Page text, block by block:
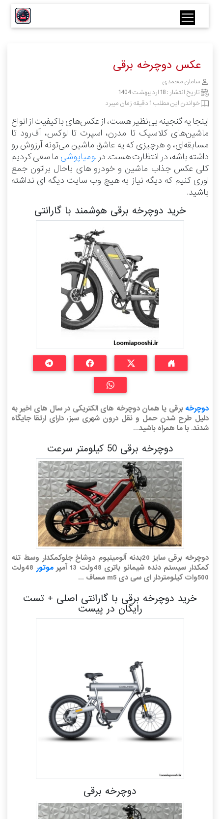
عکس دوچرخه برقی
سامان محمدی
تاریخ انتشار : 18 اردیبهشت 1404
خواندن این مطلب 1 دقیقه زمان میبرد
اینجا یه گنجینه بی‌نظیر هست، از عکس‌های باکیفیت از انواع
ماشین‌های کلاسیک تا مدرن، اسپرت تا لوکس، آف‌رود تا
مسابقه‌ای، و هرچیزی که یه عاشق ماشین می‌تونه آرزوش رو
داشته باشه، در انتظارت هست.در لومیاپوشی ما سعی کردیم
کلی عکس جذاب ماشین و خودرو های باحال براتون جمع
اوری کنیم که دیگه نیاز به هیچ وب سایت دیگه ای نداشته
باشید.
خرید دوچرخه برقی هوشمند با گارانتی
دوچرخه برقی یا همان دوچرخه ‌های الکتریکی در سال‌ های اخیر به
دلیل طرح شدن حمل و نقل درون‌ شهری سبز، دارای ارتقا جایگاه
شدند. با ما همراه باشید...
دوچرخه برقی 50 کیلومتر سرعت
دوچرخه برقی سایز 20بدنه آلومینیوم دوشاخ جلو‌کمکدار وسط تنه
کمکدار سیستم دنده شیمانو باتری 48ولت 13 آمپر
موتور
48ولت
500وات کیلومتردار ای سی دی m5 مساف ...
خرید دوچرخه برقی با گارانتی اصلی + تست
رایگان در پیست
دوچرخه برقی